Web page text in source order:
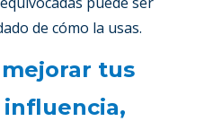
de cómo la usas.
tus